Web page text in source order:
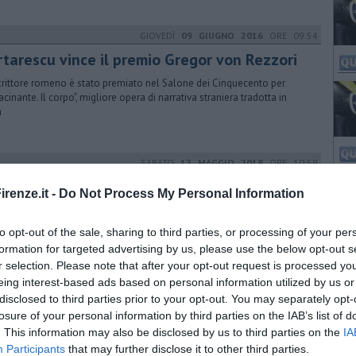
- Do Not Process My Personal Information
opt-out of the sale, sharing to third parties, or processing of your
for targeted advertising by us, please use the below opt-out
selection. Please note that after your opt-out request is processed
interest-based ads based on personal information utilized by us
to third parties prior to your opt-out. You may separately
of your personal information by third parties on the IAB’s list of
This information may also be disclosed by us to third parties on the
Participants that may further disclose it to other third parties.
GIOVEDÌ 09 GIUGNO 2016 ORE 09:54
vince il premio Gregor von Rezzori
romeno è stato premiato nel Salone dei Cinquecento per
Il corpo", migliore opera di narrativa straniera tradotta in
SABATO12 MAGGIO 2018ORE 10:59
di montagna' vince Primi di Toscana
cucinato dagli studenti dell'alberghiero Martini di Montecatini sul
più alto del concorso lanciato dalla Regione. La classifica finale
SABATO 14 SETTEMBRE 2019ORE 13:29
pulite, nuovi avvisi di rimozione
di pulizia straordinaria richiesta dai residenti prevede la
forzata dei mezzi a due ruote assicurati alle rastrelliere